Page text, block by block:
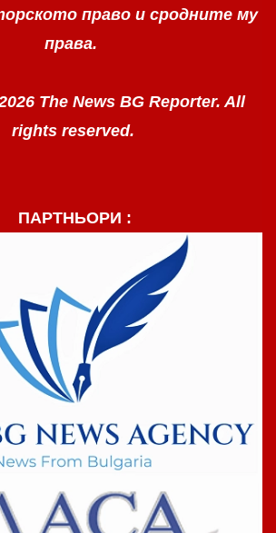
право и сродните му
права.
The News BG Reporter. All
rights reserved.
ПАРТНЬОРИ :